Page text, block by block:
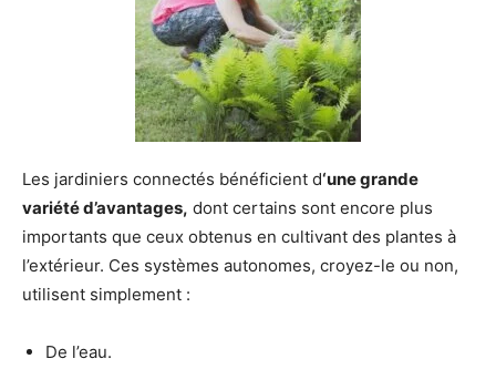
Les jardiniers connectés bénéficient d‘une grande
variété d’avantages, dont certains sont encore plus
importants que ceux obtenus en cultivant des plantes à
l’extérieur. Ces systèmes autonomes, croyez-le ou non,
utilisent simplement :
De l’eau.